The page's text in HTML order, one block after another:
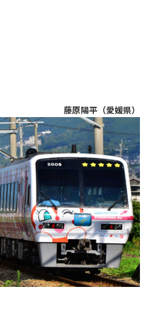
藤原陽平（愛媛県）